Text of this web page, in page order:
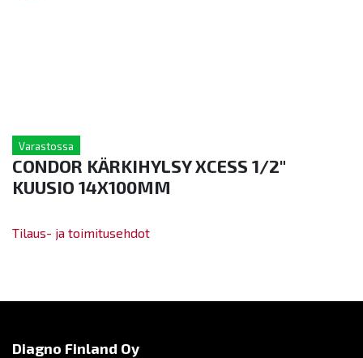
Varastossa
CONDOR KÄRKIHYLSY XCESS 1/2"
KUUSIO 14X100MM
Tilaus- ja toimitusehdot
Diagno Finland Oy